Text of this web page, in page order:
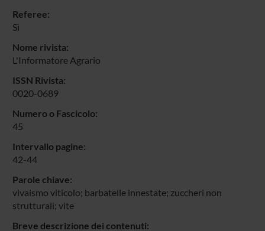
Referee:
Sì
Nome rivista:
L'Informatore Agrario
ISSN Rivista:
0020-0689
Numero o Fascicolo:
45
Intervallo pagine:
42-44
Parole chiave:
vivaismo viticolo; barbatelle innestate; zuccheri non
strutturali; vite
Breve descrizione dei contenuti: